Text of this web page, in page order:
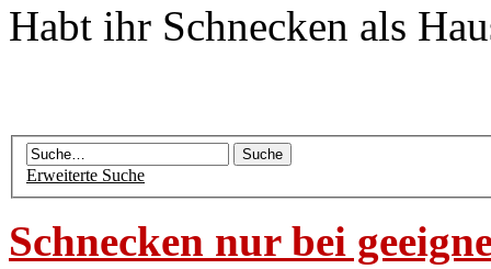
Habt ihr Schnecken als
Erweiterte Suche
Schnecken nur bei